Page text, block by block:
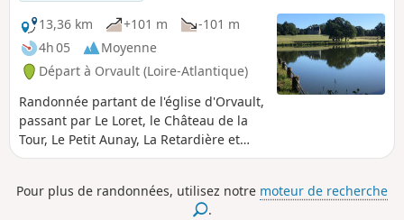
13,36 km
+101 m
-101 m
4h 05
Moyenne
Départ à Orvault (Loire-Atlantique)
Randonnée partant de l'église d'Orvault,
passant par Le Loret, le Château de la
Tour, Le Petit Aunay, La Retardière et
Beau Soleil.
Pour plus de randonnées, utilisez notre moteur de recherche
.